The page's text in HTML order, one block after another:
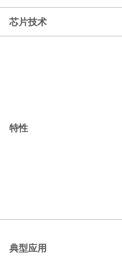
芯片技术
特性
典型应用